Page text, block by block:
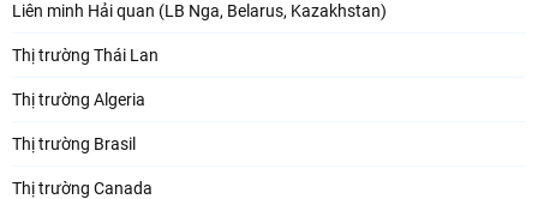
Liên minh Hải quan (LB Nga, Belarus, Kazakhstan)
Thị trường Thái Lan
Thị trường Algeria
Thị trường Brasil
Thị trường Canada